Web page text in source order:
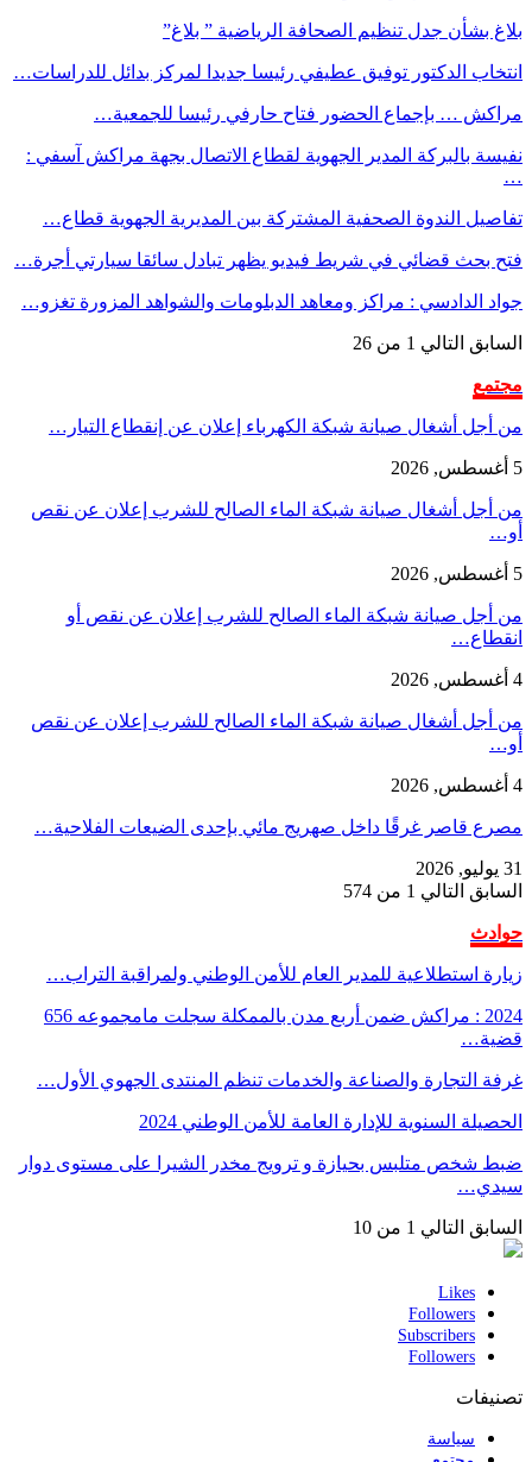
بلاغ بشأن جدل تنظيم الصحافة الرياضية ” بلاغ”
انتخاب الدكتور توفيق عطيفي رئيسا جديدا لمركز بدائل للدراسات…
مراكش … بإجماع الحضور فتاح حارفي رئيسا للجمعية…
نفيسة بالبركة المدير الجهوية لقطاع الاتصال بجهة مراكش آسفي :
…
تفاصيل الندوة الصحفية المشتركة بين المديرية الجهوية قطاع…
فتح بحث قضائي في شريط فيديو يظهر تبادل سائقا سيارتي أجرة…
جواد الدادسي : مراكز ومعاهد الدبلومات والشواهد المزورة تغزو…
السابق التالي 1 من 26
مجتمع
من أجل أشغال صيانة شبكة الكهرباء إعلان عن إنقطاع التيار…
5 أغسطس, 2026
من أجل أشغال صيانة شبكة الماء الصالح للشرب إعلان عن نقص
أو…
5 أغسطس, 2026
من أجل صيانة شبكة الماء الصالح للشرب إعلان عن نقص أو
انقطاع…
4 أغسطس, 2026
من أجل أشغال صيانة شبكة الماء الصالح للشرب إعلان عن نقص
أو…
4 أغسطس, 2026
مصرع قاصر غرقًا داخل صهريج مائي بإحدى الضيعات الفلاحية…
31 يوليو, 2026
السابق التالي 1 من 574
حوادث
زيارة استطلاعية للمدير العام للأمن الوطني ولمراقبة التراب…
2024 : مراكش ضمن أربع مدن بالممكلة سجلت مامجموعه 656
قضية…
غرفة التجارة والصناعة والخدمات تنظم المنتدى الجهوي الأول…
الحصيلة السنوية للإدارة العامة للأمن الوطني 2024
ضبط شخص متلبس بحيازة و ترويج مخدر الشيرا على مستوى دوار
سيدي…
السابق التالي 1 من 10
Likes
Followers
Subscribers
Followers
تصنيفات
سياسة